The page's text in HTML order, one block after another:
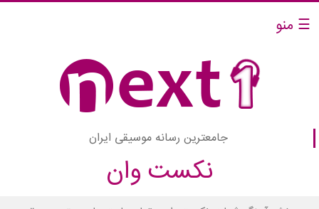
☰ منو
جامعترین رسانه موسیقی ایران
نکست وان